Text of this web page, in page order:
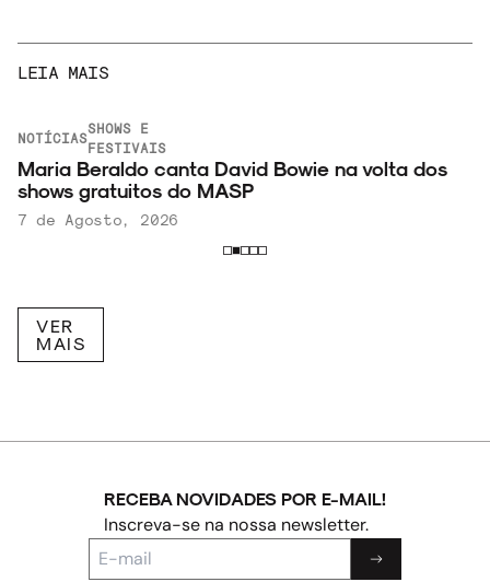
LEIA MAIS
NOTÍCIAS
SHOWS E
FESTIVAIS
Maria Beraldo canta David Bowie na volta dos
shows gratuitos do MASP
7 de Agosto, 2026
VER
MAIS
RECEBA NOVIDADES POR E-MAIL!
Inscreva-se na nossa newsletter.